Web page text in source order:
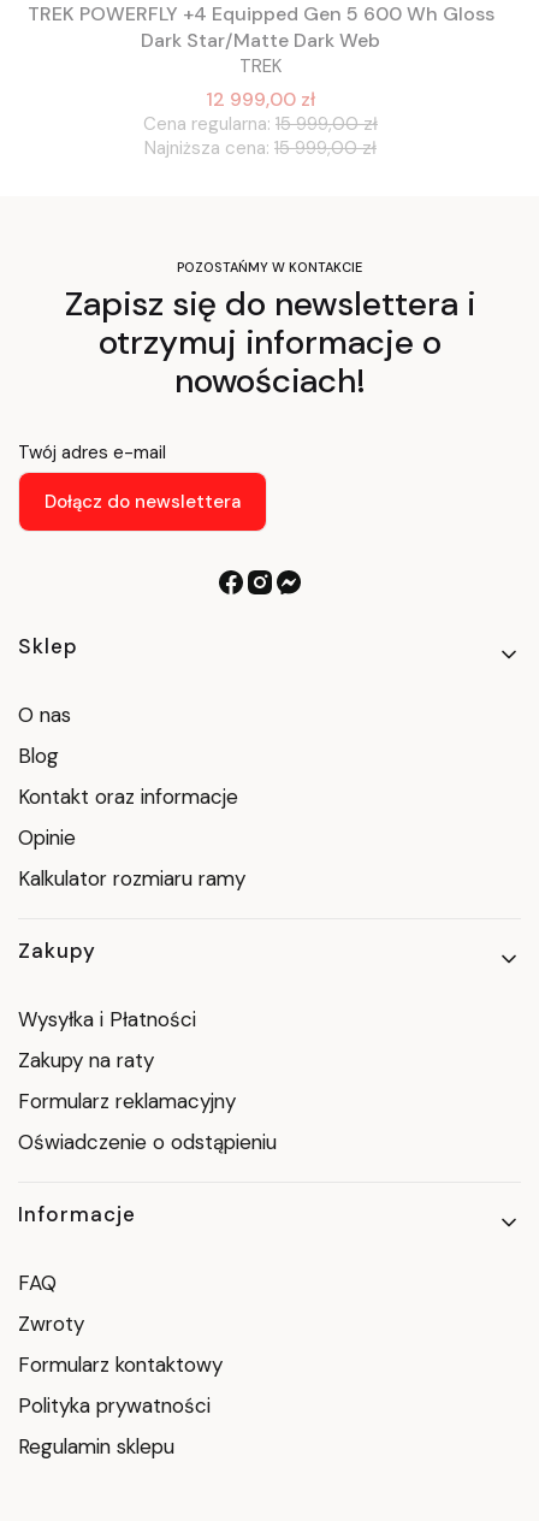
TREK POWERFLY +4 Equipped Gen 5 600 Wh Gloss
Dark Star/Matte Dark Web
TREK
12 999,00 zł
Cena regularna: 15 999,00 zł
Najniższa cena: 15 999,00 zł
POZOSTAŃMY W KONTAKCIE
Zapisz się do newslettera i
otrzymuj informacje o
nowościach!
Twój adres e-mail
Dołącz do newslettera
Linki w stopce
Sklep
O nas
Blog
Kontakt oraz informacje
Opinie
Kalkulator rozmiaru ramy
Zakupy
Wysyłka i Płatności
Zakupy na raty
Formularz reklamacyjny
Oświadczenie o odstąpieniu
Informacje
FAQ
Zwroty
Formularz kontaktowy
Polityka prywatności
Regulamin sklepu